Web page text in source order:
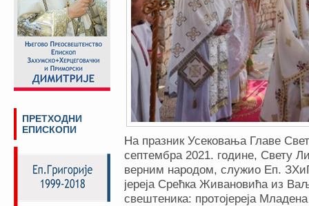
На празник Усековања Главе
септембра 2021. године, Свету
верним народом, служио Еп.
јереја Срећка Живановића из
свештеника: протојереја
ПРЕТХОДНИ
ЕПИСКОПИ